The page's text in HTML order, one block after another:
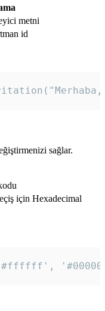
metni
id
sağlar.
için Hexadecimal